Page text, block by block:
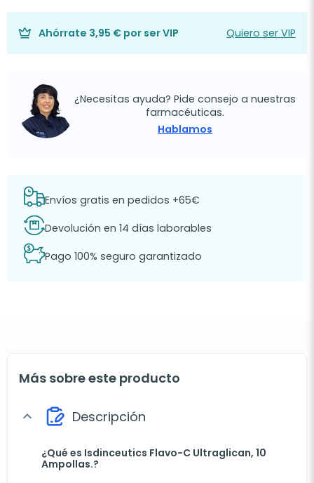
Ahórrate 3,95 € por ser VIP Quiero ser VIP
¿Necesitas ayuda? Pide consejo a nuestras
farmacéuticas.
Hablamos
Envíos gratis en pedidos +65€
Devolución en 14 días laborables
Pago 100% seguro garantizado
Más sobre este producto
expand_more Descripción
¿Qué es Isdinceutics Flavo-C Ultraglican, 10
Ampollas.?